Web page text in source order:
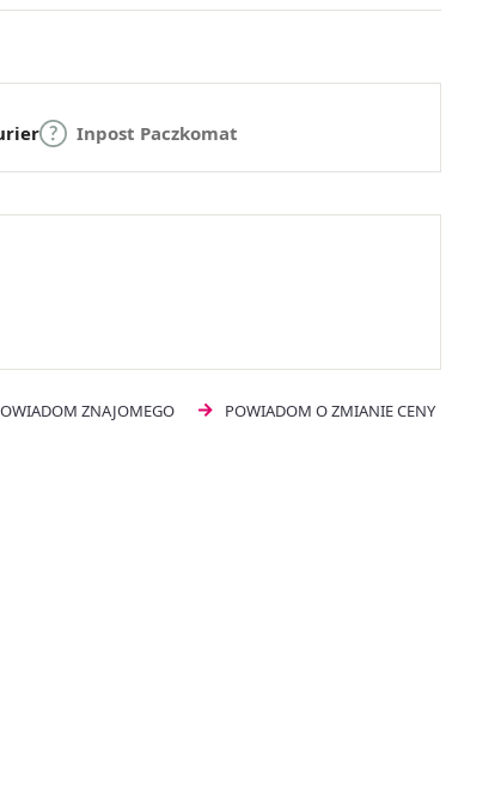
Inpost Paczkomat
ZNAJOMEGO POWIADOM O ZMIANIE CENY